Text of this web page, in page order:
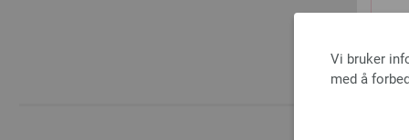
Vi bruker
med å